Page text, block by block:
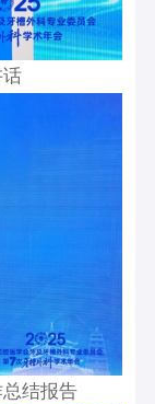
结报告